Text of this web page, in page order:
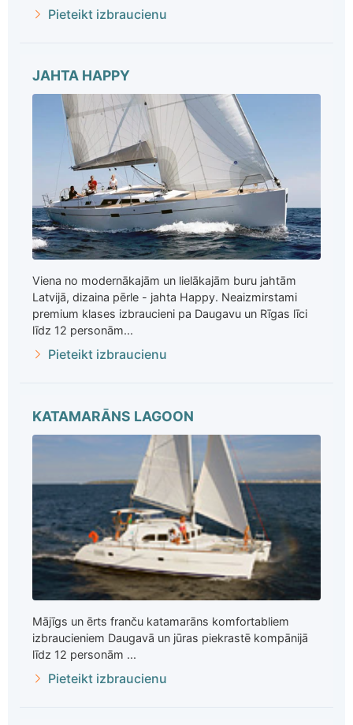
Pieteikt izbraucienu
JAHTA HAPPY
Viena no modernākajām un lielākajām buru jahtām
Latvijā, dizaina pērle - jahta Happy. Neaizmirstami
premium klases izbraucieni pa Daugavu un Rīgas līci
līdz 12 personām...
Pieteikt izbraucienu
KATAMARĀNS LAGOON
Mājīgs un ērts franču katamarāns komfortabliem
izbraucieniem Daugavā un jūras piekrastē kompānijā
līdz 12 personām ...
Pieteikt izbraucienu